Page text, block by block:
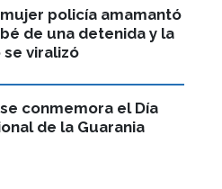
mujer policía amamantó
de una detenida y la
viralizó
conmemora el Día
de la Guarania